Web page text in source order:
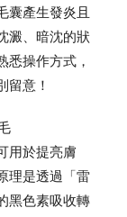
囊產生發炎且
澱、暗沈的狀
悉操作方式，
留意！
用於提亮膚
理是透過「雷
黑色素吸收轉